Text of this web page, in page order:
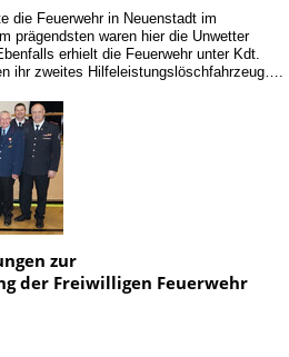
die Feuerwehr in Neuenstadt im
prägendsten waren hier die Unwetter
erhielt die Feuerwehr unter Kdt.
ihr zweites Hilfeleistungslöschfahrzeug….
zur
der Freiwilligen Feuerwehr